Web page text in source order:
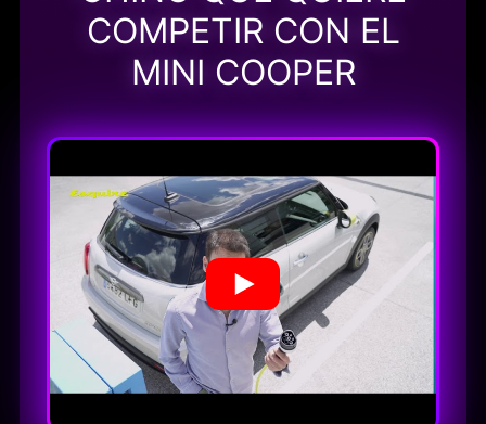
COMPETIR CON EL
MINI COOPER